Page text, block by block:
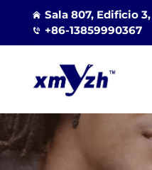
Sala 807, Edificio
+86-13859990367